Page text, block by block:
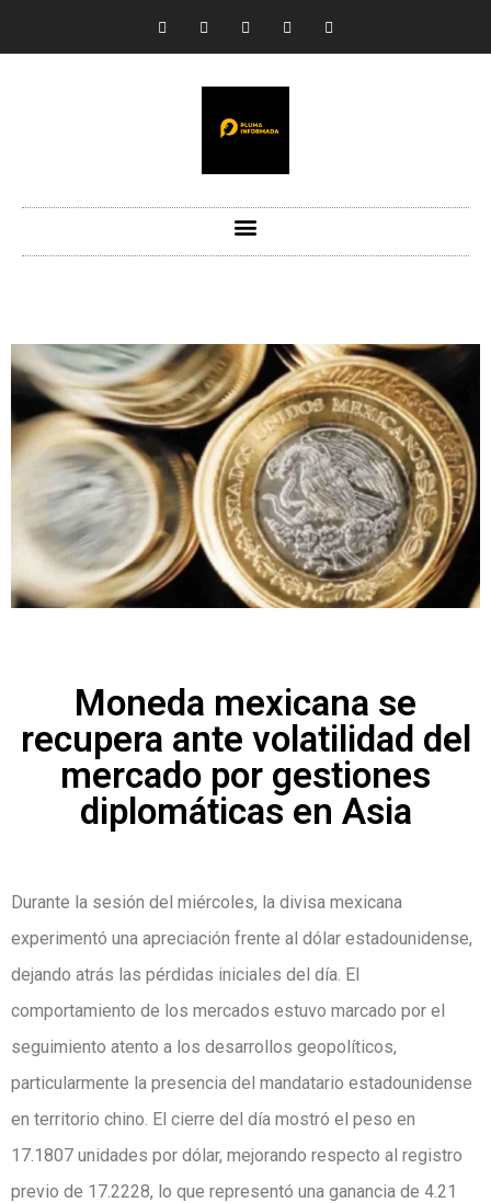
Moneda mexicana se
recupera ante volatilidad del
mercado por gestiones
diplomáticas en Asia
Durante la sesión del miércoles, la divisa mexicana
experimentó una apreciación frente al dólar estadounidense,
dejando atrás las pérdidas iniciales del día. El
comportamiento de los mercados estuvo marcado por el
seguimiento atento a los desarrollos geopolíticos,
particularmente la presencia del mandatario estadounidense
en territorio chino. El cierre del día mostró el peso en
17.1807 unidades por dólar, mejorando respecto al registro
previo de 17.2228, lo que representó una ganancia de 4.21